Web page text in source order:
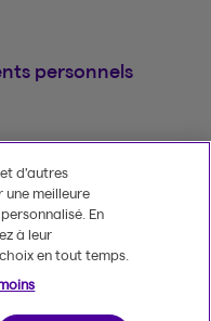
personnels
Le nom et le logo
commerce de
sous licence.
d’autres
meilleure
En
à leur
en tout temps.